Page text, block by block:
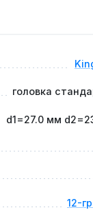
доставка по
головка
d1=27.0 мм
12-